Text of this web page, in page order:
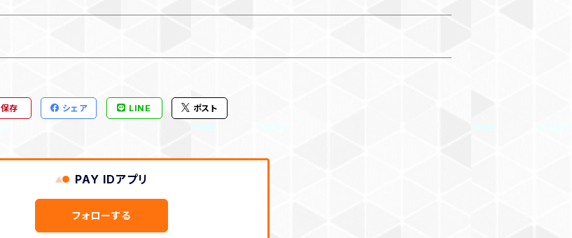
保存 シェア LINE ポスト
PAY IDアプリ
フォローする